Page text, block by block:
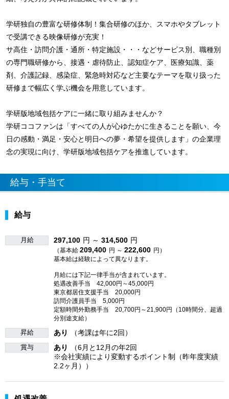
学研独自の豊富な研修体制！集合研修のほか、スマホやタブレット
で受講できる映像研修が充実！
サ高住・訪問介護・通所・特定施設・・・などサービス別、職種別
の専門職研修から、接遇・虐待防止、認知症ケア、医療知識、薬
剤、介護記録、感染症、緊急時対応など主要なテーマを取り扱った
研修まで幅広く学ぶ機会を用意しています。
学研版地域包括ケアに一緒に取り組みませんか？
学研ココファンは「すべての人が心ゆたかに生きることを願い、今
日の感動・満足・安心と明日への夢・希望を提供します」の企業理
念の実現に向け、学研版地域包括ケアを推進しています。
給与・手当て
給与
月給 297,100 円 ～ 314,500 円
（基本給 209,400 円 ～ 222,600 円）
基本給は経験によって異なります。
月給には下記一律手当が含まれています。
処遇改善手当 42,000円～45,000円
東京都居住支援手当 20,000円
訪問介護員手当 5,000円
定額時間外勤務手当 20,700円～21,900円（10時間分、超過
分別途支給）
昇給 あり （考課は年に2回）
賞与 あり
（6月と12月の年2回
※会社実績により変動するポイント制（昨年度実績
2.2ヶ月））